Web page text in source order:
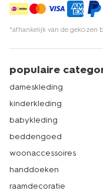
*afhankelijk van de gekozen
populaire
dameskleding
kinderkleding
babykleding
beddengoed
woonaccessoires
handdoeken
raamdecoratie